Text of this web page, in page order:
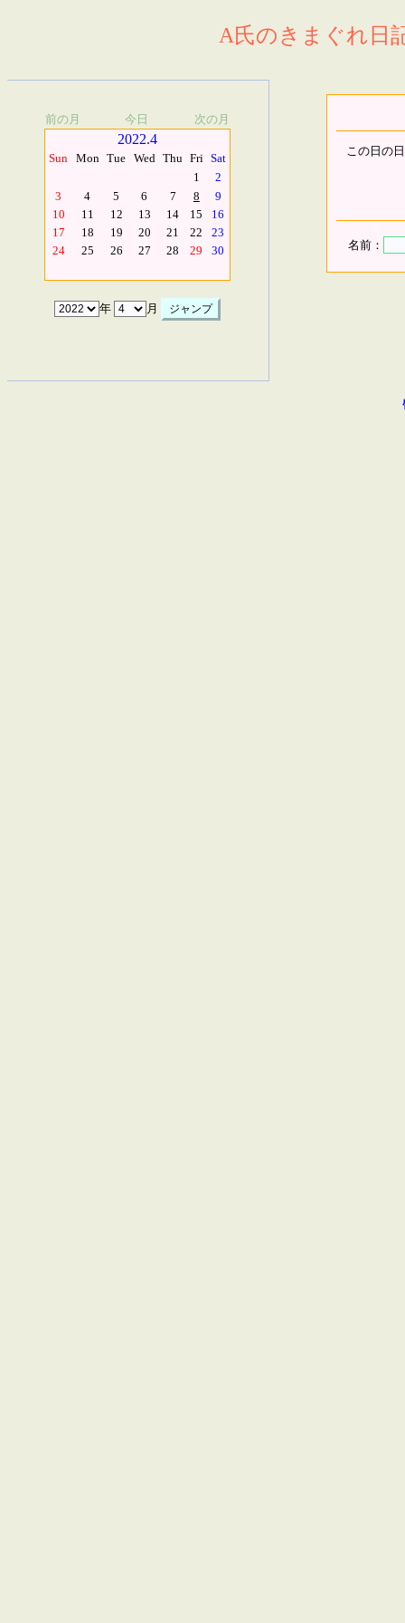
A氏のきまぐれ日
前の月 今日 次の月
2022.4
Sun Mon Tue Wed Thu Fri Sat
1
2
3
4 5 6 7 8
9
10
11 12 13 14 15
16
17
18 19 20 21 22
23
24
25 26 27 28 29 30
年 月
この日の
名前：